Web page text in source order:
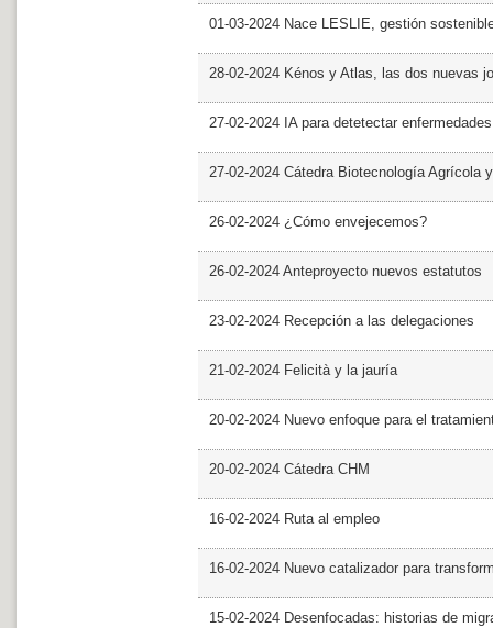
01-03-2024 Nace LESLIE, gestión
28-02-2024 Kénos y Atlas, las dos nuevas
27-02-2024 IA para detetectar
27-02-2024 Cátedra Biotecnología Agrícola
26-02-2024 ¿Cómo envejecemos?
26-02-2024 Anteproyecto nuevos estatutos
23-02-2024 Recepción a las delegaciones
21-02-2024 Felicità y la jauría
20-02-2024 Nuevo enfoque para el
20-02-2024 Cátedra CHM
16-02-2024 Ruta al empleo
16-02-2024 Nuevo catalizador para
15-02-2024 Desenfocadas: historias de